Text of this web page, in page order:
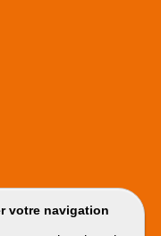
votre navigation